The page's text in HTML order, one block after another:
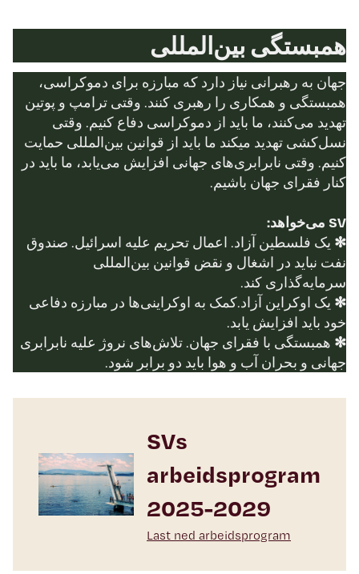
همبستگی بین‌المللی
جهان به رهبرانی نیاز دارد که مبارزه برای دموکراسی،
همبستگی و همکاری را رهبری کنند. وقتی ترامپ و پوتین
تهدید می‌کنند، ما باید از دموکراسی دفاع کنیم. وقتی
نسل‌کشی تهدید میکند ما باید از قوانین بین‌المللی حمایت
کنیم. وقتی نابرابری‌های جهانی افزایش می‌یابد، ما باید در
کنار فقرای جهان باشیم.
VS می‌خواهد:
✻ یک فلسطین آزاد. اعمال تحریم علیه اسرائیل. صندوق
نفت نباید در اشغال و نقض قوانین بین‌المللی
سرمایه‌گذاری کند.
✻ یک اوکراین آزاد.کمک به اوکراینی‌ها در مبارزه دفاعی
خود باید افزایش یابد.
✻ همبستگی با فقرای جهان. تلاش‌های نروژ علیه نابرابری
جهانی و بحران آب و هوا باید دو برابر شود.
SVs
arbeidsprogram
2025-2029
Last ned arbeidsprogram